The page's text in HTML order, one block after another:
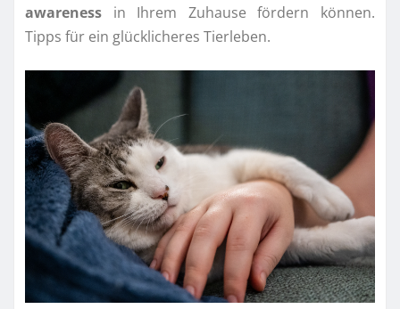
awareness in Ihrem Zuhause fördern können.
Tipps für ein glücklicheres Tierleben.